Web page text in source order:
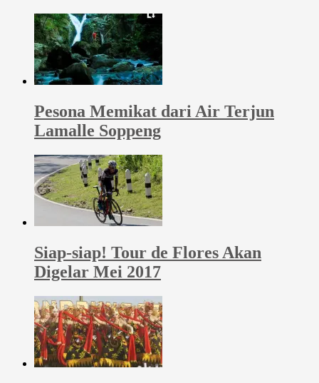
Pesona Memikat dari Air Terjun
Lamalle Soppeng
Siap-siap! Tour de Flores Akan
Digelar Mei 2017